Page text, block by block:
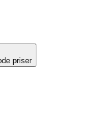
priser